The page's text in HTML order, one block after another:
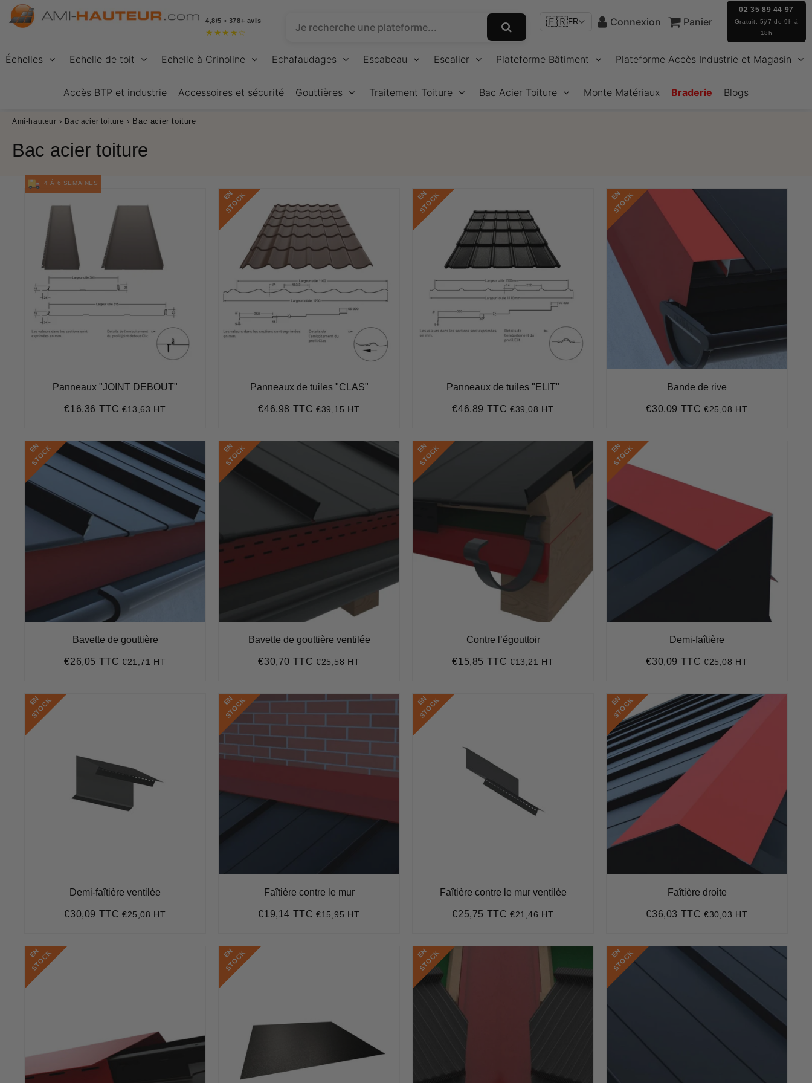
4,8/5 • 378+ avis
★ ★ ★ ★ ☆
🇫🇷FR Connexion Panier
02 35 89 44 97
Gratuit, 5j/7 de 9h à
18h
Échelles Echelle de toit Echelle à Crinoline Echafaudages Escabeau Escalier Plateforme Bâtiment Plateforme Accès Industrie et Magasin
Accès BTP et industrie Accessoires et sécurité Gouttières Traitement Toiture Bac Acier Toiture Monte Matériaux Braderie Blogs
Ami-hauteur › Bac acier toiture › Bac acier toiture
Bac acier toiture
4 À 6 SEMAINES
Panneaux "JOINT DEBOUT"
Prix
€16,36 TTC€16,36
€13,63 HT
E
N
S
T
O
C
K
Panneaux de tuiles "CLAS"
Prix
€46,98 TTC€46,98
€39,15 HT
E
N
S
T
O
C
K
Panneaux de tuiles "ELIT"
Prix
€46,89 TTC€46,89
€39,08 HT
E
N
S
T
O
C
K
Bande de rive
Prix
€30,09 TTC€30,09
€25,08 HT
E
N
S
T
O
C
K
Bavette de gouttière
Prix
€26,05 TTC€26,05
€21,71 HT
E
N
S
T
O
C
K
Bavette de gouttière ventilée
Prix
€30,70 TTC€30,70
€25,58 HT
E
N
S
T
O
C
K
Contre l’égouttoir
Prix
€15,85 TTC€15,85
€13,21 HT
E
N
S
T
O
C
K
Demi-faîtière
Prix
€30,09 TTC€30,09
€25,08 HT
E
N
S
T
O
C
K
Demi-faîtière ventilée
Prix
€30,09 TTC€30,09
€25,08 HT
E
N
S
T
O
C
K
Faîtière contre le mur
Prix
€19,14 TTC€19,14
€15,95 HT
E
N
S
T
O
C
K
Faîtière contre le mur ventilée
Prix
€25,75 TTC€25,75
€21,46 HT
E
N
S
T
O
C
K
Faîtière droite
Prix
€36,03 TTC€36,03
€30,03 HT
E
N
S
T
O
C
K E
N
S
T
O
C
K E
N
S
T
O
C
K E
N
S
T
O
C
K